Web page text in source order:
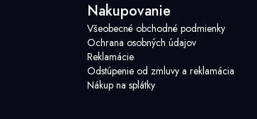
Nakupovanie
Všeobecné obchodné podmienky
Ochrana osobných údajov
Reklamácie
Odstúpenie od zmluvy a reklamácia
Nákup na splátky